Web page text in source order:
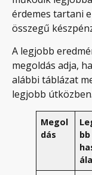
érdemes tartani
összegű
A legjobb
megoldás adja,
alábbi táblázat
legjobb útközben.
Megol
dás
bb